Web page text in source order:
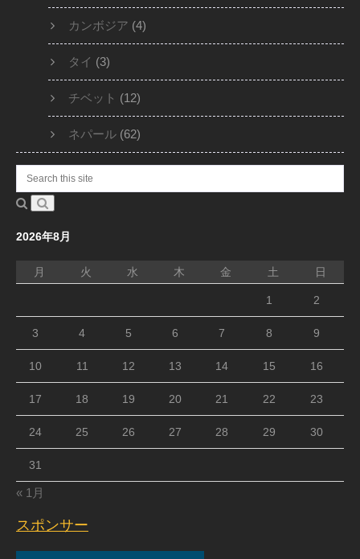
カンボジア (4)
タイ (3)
チベット (12)
ネパール (62)
2026年8月
月 火 水 木 金 土 日
1 2
3 4 5 6 7 8 9
10 11 12 13 14 15 16
17 18 19 20 21 22 23
24 25 26 27 28 29 30
31
« 1月
スポンサー